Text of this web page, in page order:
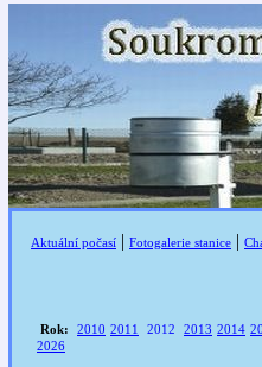
Aktuální počasí | Fotogalerie stanice |
Rok: 2010 2011 2012 2013 2014
2026